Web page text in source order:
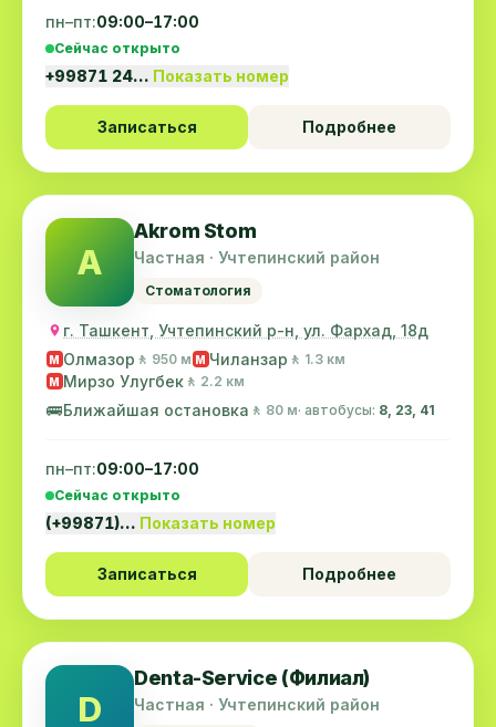
пн–пт:09:00–17:00
Сейчас открыто
+99871 24… Показать номер
Записаться Подробнее
A
Akrom Stom
Частная · Учтепинский район
Стоматология
г. Ташкент, Учтепинский р-н, ул. Фархад, 18д
M Олмазор 🚶 950 м M Чиланзар 🚶 1.3 км
M Мирзо Улугбек 🚶 2.2 км
🚌Ближайшая остановка 🚶 80 м· автобусы: 8, 23, 41
пн–пт:09:00–17:00
Сейчас открыто
(+99871)… Показать номер
Записаться Подробнее
D
Denta-Service (Филиал)
Частная · Учтепинский район